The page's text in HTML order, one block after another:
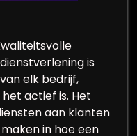
is
elk bedrijf,
actief is. Het
aan klanten
in hoe een